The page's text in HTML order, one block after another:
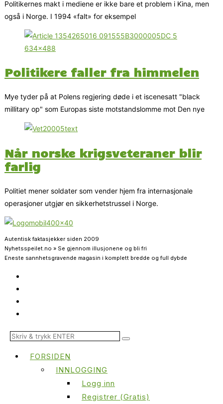
Politikernes makt i mediene er ikke bare et problem i Kina, men
også i Norge. I 1994 «falt» for eksempel
Politikere faller fra himmelen
Mye tyder på at Polens regjering døde i et iscenesatt "black
millitary op" som Europas siste motstandslomme mot Den nye
Når norske krigsveteraner blir
farlig
Politiet mener soldater som vender hjem fra internasjonale
operasjoner utgjør en sikkerhetstrussel i Norge.
Autentisk faktasjekker siden 2009
Nyhetsspeilet.no » Se gjennom illusjonene og bli fri
Eneste sannhetsgravende magasin i komplett bredde og full dybde
FORSIDEN
INNLOGGING
Logg inn
Registrer (Gratis)